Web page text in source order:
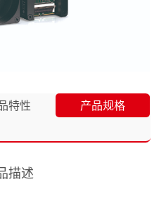
特性
产品规格
描述